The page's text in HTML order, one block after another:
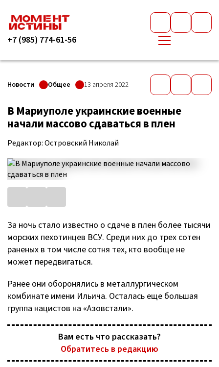
+7 (985) 774-61-56
Новости Общее 13 апреля 2022
В Мариуполе украинские военные
начали массово сдаваться в плен
Редактор: Островский Николай
За ночь стало известно о сдаче в плен более тысячи
морских пехотинцев ВСУ. Среди них до трех сотен
раненых в том числе сотня тех, кто вообще не
может передвигаться.
Ранее они оборонялись в металлургическом
комбинате имени Ильича. Осталась еще большая
группа нацистов на «Азовстали».
Вам есть что рассказать?
Обратитесь в редакцию